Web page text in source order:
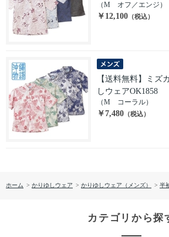
（M オフ／エンジ）
￥12,100 （税込）
【送料無料】ミズ
しウェアOK1858
（M コーラル）
￥7,480 （税込）
ホーム > かりゆしウェア > かりゆしウェア（メンズ） > 半
カテゴリから探